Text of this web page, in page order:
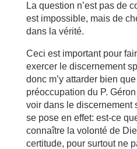
La question n’est pas de
est impossible, mais de
dans la vérité.
Ceci est important pour
exercer le discernement
donc m’y attarder bien
préoccupation du P.
voir dans le discernement
se pose en effet: est-ce
connaître la volonté de
certitude, pour surtout ne